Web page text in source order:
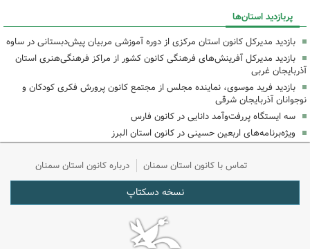
پربازدید استان‌ها
بازدید مدیرکل کانون استان مرکزی از دوره آموزشی مربیان پیش‌دبستانی در ساوه
بازدید مدیرکل آفرینش‌های فرهنگی کانون کشور از مراکز فرهنگی‌هنری استان
آذربایجان غربی
بازدید فرید موسوی، نماینده مجلس از مجتمع کانون پرورش فکری کودکان و
نوجوانان آذربایجان شرقی
سه ایستگاه پررفت‌وآمد دانایی در کانون فارس
ویژه‌برنامه‌های اربعین حسینی در کانون استان البرز
تماس با کانون استان سمنان درباره کانون استان سمنان
نسخه دسکتاپ